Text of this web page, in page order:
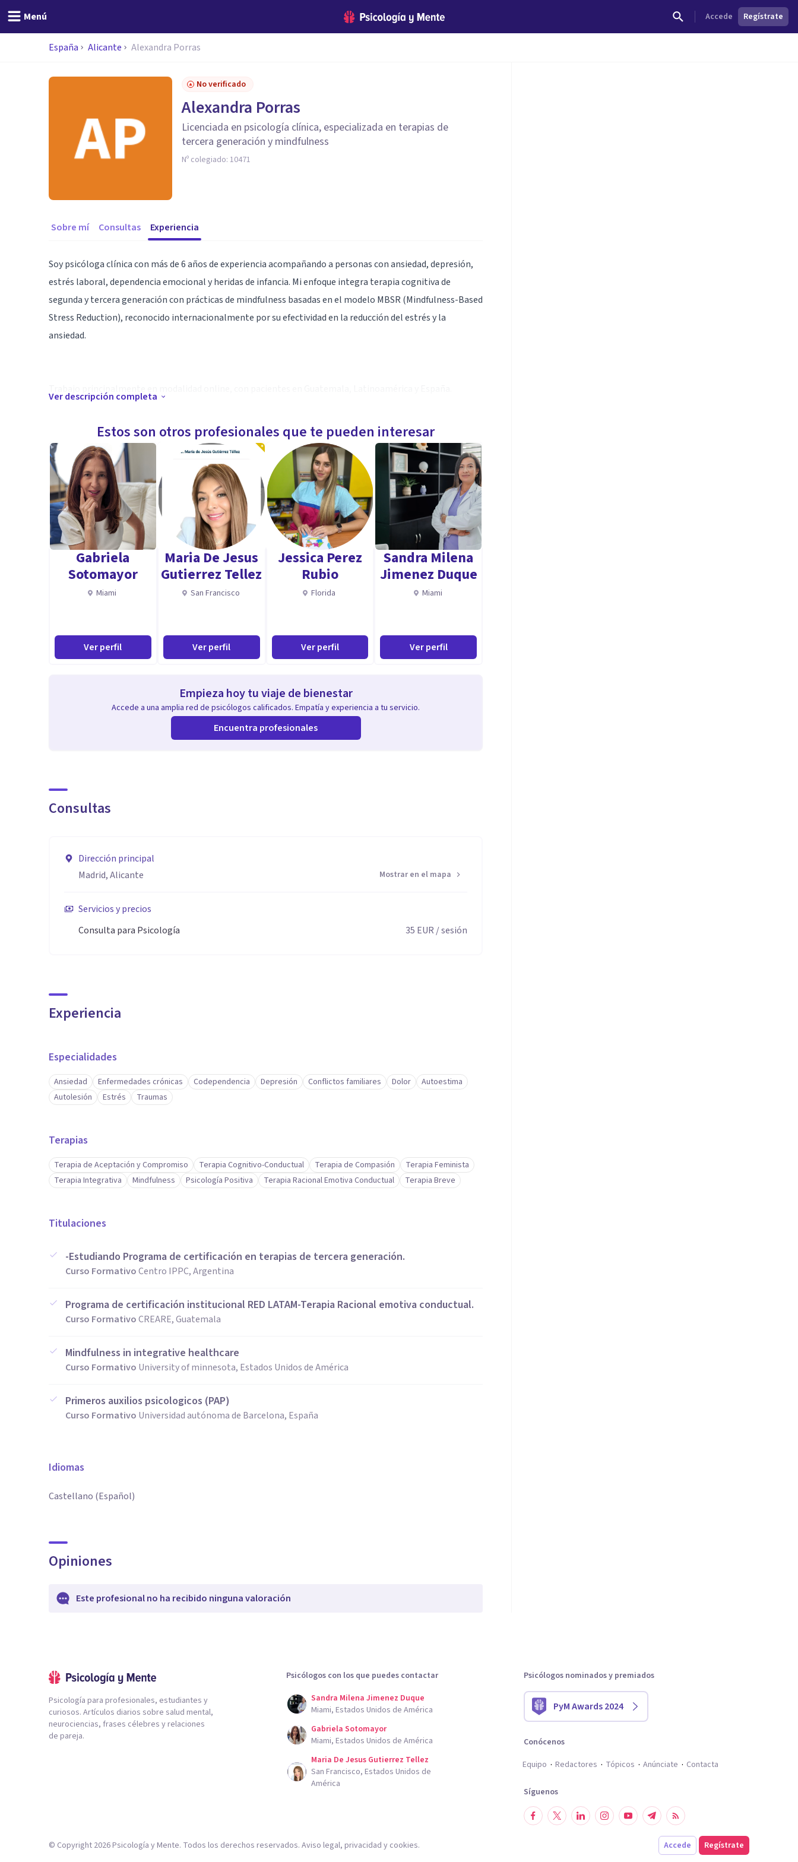
Menú Accede Regístrate
España Alicante Alexandra Porras
No verificado
Alexandra Porras
Licenciada en psicología clínica, especializada en terapias de
tercera generación y mindfulness
Nº colegiado: 10471
Sobre mí Consultas Experiencia
Soy psicóloga clínica con más de 6 años de experiencia acompañando a personas con ansiedad, depresión,
estrés laboral, dependencia emocional y heridas de infancia. Mi enfoque integra terapia cognitiva de
segunda y tercera generación con prácticas de mindfulness basadas en el modelo MBSR (Mindfulness-Based
Stress Reduction), reconocido internacionalmente por su efectividad en la reducción del estrés y la
ansiedad.
✨ Mi promesa es acompañarte a vivir una vida plena, con calma, autoestima y resiliencia.
Especialidad
En cada proceso adapto las herramientas a tus necesidades, combinando psicoeducación, terapia,
mindfulness, meditaciones, herramientas prácticas, journaling y prácticas de gratitud diarias. Mi objetivo
es ayudarte a:
• Regular tu sistema nervioso y transformar la ansiedad en calma.
• Sanar heridas emocionales (abandono, rechazo, autoestima).
• Mejorar tu capacidad de comunicación y tus relaciones.
• Recuperar confianza, bienestar y conexión con tu vida.
Me comprometo en brindarte un espacio amable, empatico, compasivo, de escucha sin juicio.
Ver descripción completa
Estos son otros profesionales que te pueden interesar
Gabriela
Sotomayor
Miami
Ver perfil
Maria De Jesus
Gutierrez Tellez
San Francisco
Ver perfil
Jessica Perez
Rubio
Florida
Ver perfil
Sandra Milena
Jimenez Duque
Miami
Ver perfil
Empieza hoy tu viaje de bienestar
Accede a una amplia red de psicólogos calificados. Empatía y experiencia a tu servicio.
Encuentra profesionales
Consultas
Dirección principal
Madrid, Alicante
Mostrar en el mapa
Servicios y precios
Consulta para Psicología
35 EUR / sesión
Experiencia
Especialidades
Ansiedad Enfermedades crónicas Codependencia Depresión Conflictos familiares Dolor
Autoestima
Autolesión
Estrés Traumas
Terapias
Terapia de Aceptación y Compromiso Terapia Cognitivo-Conductual Terapia de Compasión
Terapia Feminista
Terapia Integrativa
Mindfulness Psicología Positiva Terapia Racional Emotiva Conductual Terapia Breve
Titulaciones
-Estudiando Programa de certificación en terapias de tercera generación.
Curso FormativoCentro IPPC, Argentina
Programa de certificación institucional RED LATAM-Terapia Racional emotiva conductual.
Curso FormativoCREARE, Guatemala
Mindfulness in integrative healthcare
Curso Formativo University of minnesota, Estados Unidos de América
Primeros auxilios psicologicos (PAP)
Curso Formativo Universidad autónoma de Barcelona, España
Idiomas
Castellano (Español)
Opiniones
Este profesional no ha recibido ninguna valoración
Psicología para profesionales, estudiantes y
curiosos. Artículos diarios sobre salud mental,
neurociencias, frases célebres y relaciones
de pareja.
Psicólogos con los que puedes contactar
Sandra Milena Jimenez Duque
Miami, Estados Unidos de América
Gabriela Sotomayor
Miami, Estados Unidos de América
Maria De Jesus Gutierrez Tellez
San Francisco, Estados Unidos de
América
Psicólogos nominados y premiados
PyM Awards 2024
Conócenos
Equipo
Redactores Tópicos Anúnciate Contacta
Síguenos
Accede Regístrate
© Copyright 2026Psicología y Mente. Todos los derechos reservados. Aviso legal, privacidad y cookies.